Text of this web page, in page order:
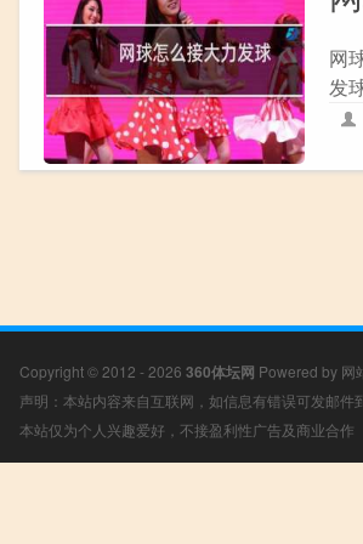
网
发
Copyright © 2012 - 2026 360体坛网 Powered by 网
声明：本站内容来自互联网，如信息有错误可发邮
本站仅为个人兴趣爱好，不接盈利性广告及商业合作